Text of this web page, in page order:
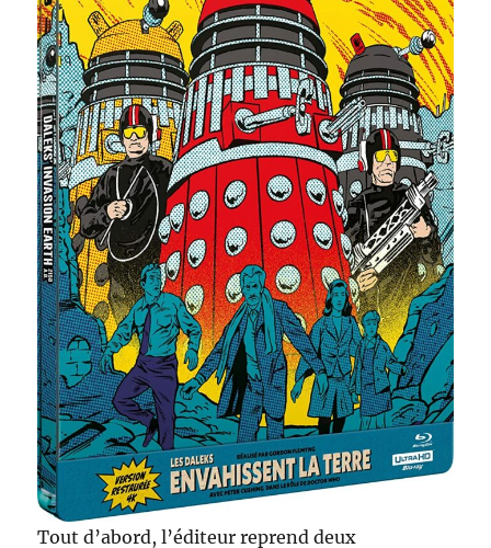
Tout d’abord, l’éditeur reprend deux